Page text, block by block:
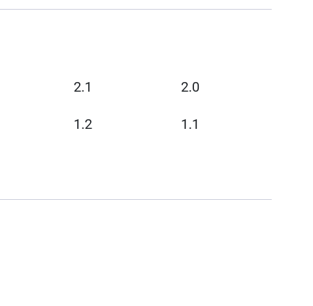
2.1 2.0
1.2 1.1